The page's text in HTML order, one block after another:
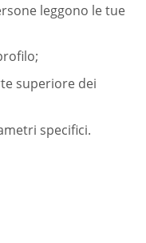
leggono le tue
superiore dei
specifici.